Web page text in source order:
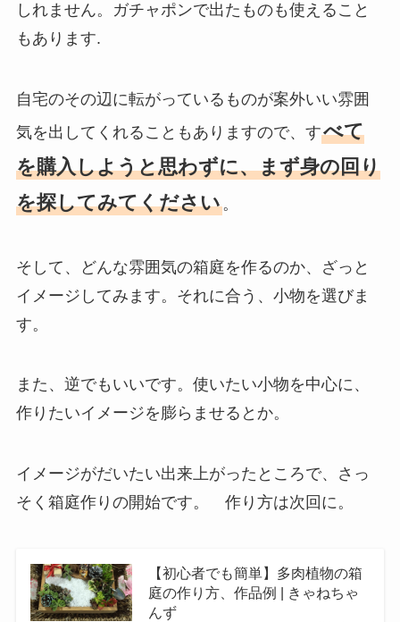
しれません。ガチャポンで出たものも使えること
もあります.
自宅のその辺に転がっているものが案外いい雰囲
気を出してくれることもありますので、すべて
を購入しようと思わずに、まず身の回り
を探してみてください。
そして、どんな雰囲気の箱庭を作るのか、ざっと
イメージしてみます。それに合う、小物を選びま
す。
また、逆でもいいです。使いたい小物を中心に、
作りたいイメージを膨らませるとか。
イメージがだいたい出来上がったところで、さっ
そく箱庭作りの開始です。 作り方は次回に。
【初心者でも簡単】多肉植物の箱
庭の作り方、作品例 | きゃねちゃ
んず